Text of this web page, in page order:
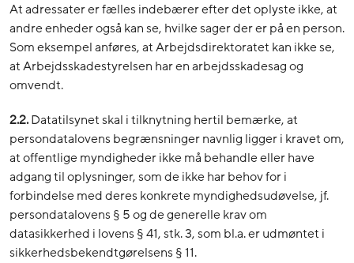
At adressater er fælles indebærer efter det oplyste ikke, at
andre enheder også kan se, hvilke sager der er på en person.
Som eksempel anføres, at Arbejdsdirektoratet kan ikke se,
at Arbejdsskadestyrelsen har en arbejdsskadesag og
omvendt.
2.2.Datatilsynet skal i tilknytning hertil bemærke, at
persondatalovens begrænsninger navnlig ligger i kravet om,
at offentlige myndigheder ikke må behandle eller have
adgang til oplysninger, som de ikke har behov for i
forbindelse med deres konkrete myndighedsudøvelse, jf.
persondatalovens § 5 og de generelle krav om
datasikkerhed i lovens § 41, stk. 3, som bl.a. er udmøntet i
sikkerhedsbekendtgørelsens § 11.